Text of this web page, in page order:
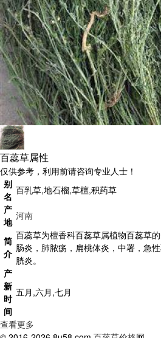
百蕊草属性
仅供参考，利用前请咨询专业人士！
别
名
百乳草,地石榴,草檀,积药草
产
地
河南
简
介
百蕊草为檀香科百蕊草属植物百蕊草
肠炎，肺脓疡，扁桃体炎，中署，急
胱炎。
产
新
时
间
五月,六月,七月
查看更多